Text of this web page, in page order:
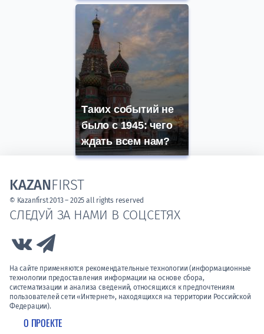
Таких событий не
было с 1945: чего
ждать всем нам?
О ПРОЕКТЕ
СЛЕДУЙ ЗА НАМИ В СОЦСЕТЯХ
Link to Vk
На сайте применяются рекомендательные технологии (информационные
технологии предоставления информации на основе сбора,
систематизации и анализа сведений, относящихся к предпочтениям
пользователей сети «Интернет», находящихся на территории Российской
Федерации).
KAZANFIRST
© Kazanfirst 2013 – 2025 all rights reserved